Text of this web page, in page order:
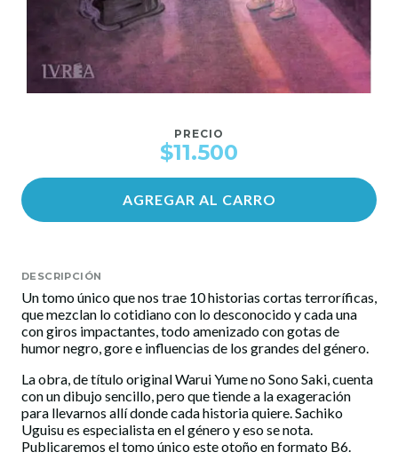
PRECIO
$11.500
AGREGAR AL CARRO
DESCRIPCIÓN
Un tomo único que nos trae 10 historias cortas terroríficas,
que mezclan lo cotidiano con lo desconocido y cada una
con giros impactantes, todo amenizado con gotas de
humor negro, gore e influencias de los grandes del género.
La obra, de título original Warui Yume no Sono Saki, cuenta
con un dibujo sencillo, pero que tiende a la exageración
para llevarnos allí donde cada historia quiere. Sachiko
Uguisu es especialista en el género y eso se nota.
Publicaremos el tomo único este otoño en formato B6.